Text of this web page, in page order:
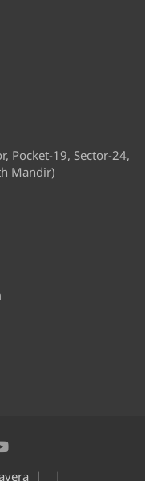
Pocket-19, Sector-24,
Mandir)